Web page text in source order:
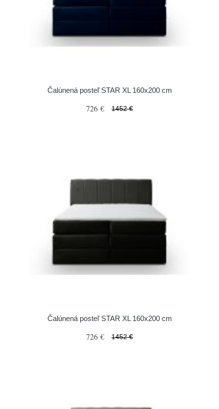
Čalúnená posteľ STAR XL 160x200 cm
726 € 1452 €
Čalúnená posteľ STAR XL 160x200 cm
726 € 1452 €